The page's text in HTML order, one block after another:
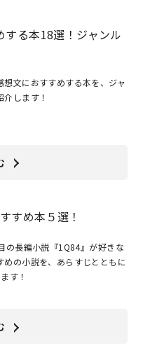
る本18選！ジャンル
想文におすすめする本を、ジャ
します！
すめ本５選！
の長編小説『1Q84』が好きな
めの小説を、あらすじとともに
す！